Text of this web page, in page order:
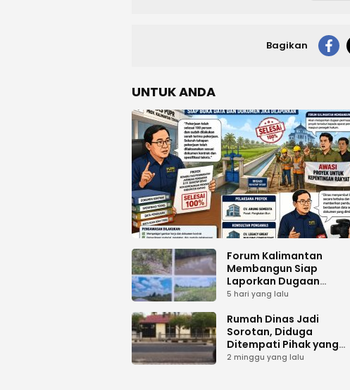
Bagikan
UNTUK ANDA
Forum Kalimantan
Membangun Siap
Laporkan Dugaan
Proyek Bermasalah
5 hari yang lalu
Rumah Dinas Jadi
Sorotan, Diduga
Ditempati Pihak yang
Tak Berhak
2 minggu yang lalu